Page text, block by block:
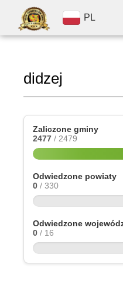
PL
didzej
Zaliczone gminy
2477 / 2479
Odwiedzone powiaty
0 / 330
Odwiedzone
0 / 16